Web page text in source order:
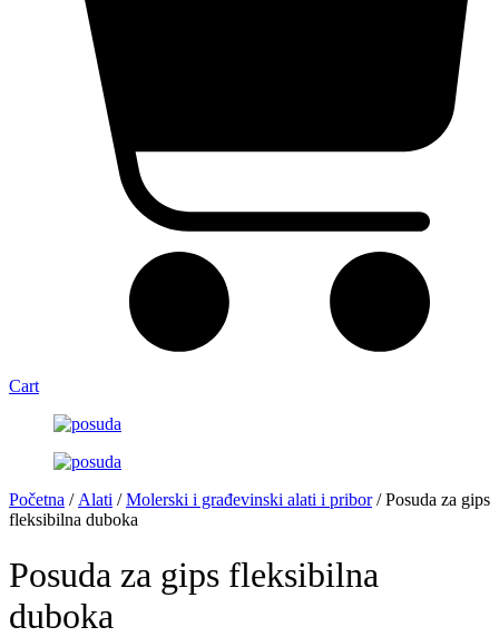
Cart
Početna / Alati /Molerski i građevinski alati i pribor/ Posuda za gips
fleksibilna duboka
Posuda za gips fleksibilna
duboka